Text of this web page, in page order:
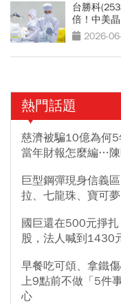
台勝科
倍！中美
漲？2026-
熱門話題
慈濟被騙10億為何5
當年財報怎麼編…
巨型鋼彈現身信義
拉、七龍珠、寶可
國巨還在500元掙
股，法人喊到1430
早餐吃可頌、拿鐵
上9點前不做「5件
心